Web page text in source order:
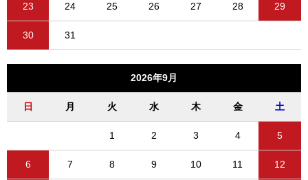
23 24 25 26 27 28 29
30 31
2026年9月
日 月 火 水 木 金 土
1 2 3 4 5
6 7 8 9 10 11 12